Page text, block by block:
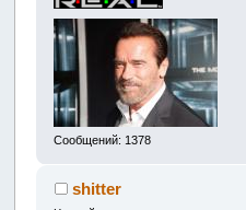
Сообщений: 1378
shitter